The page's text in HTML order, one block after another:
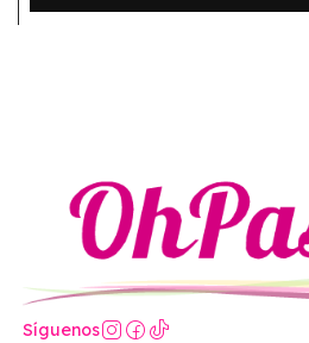
Síguenos